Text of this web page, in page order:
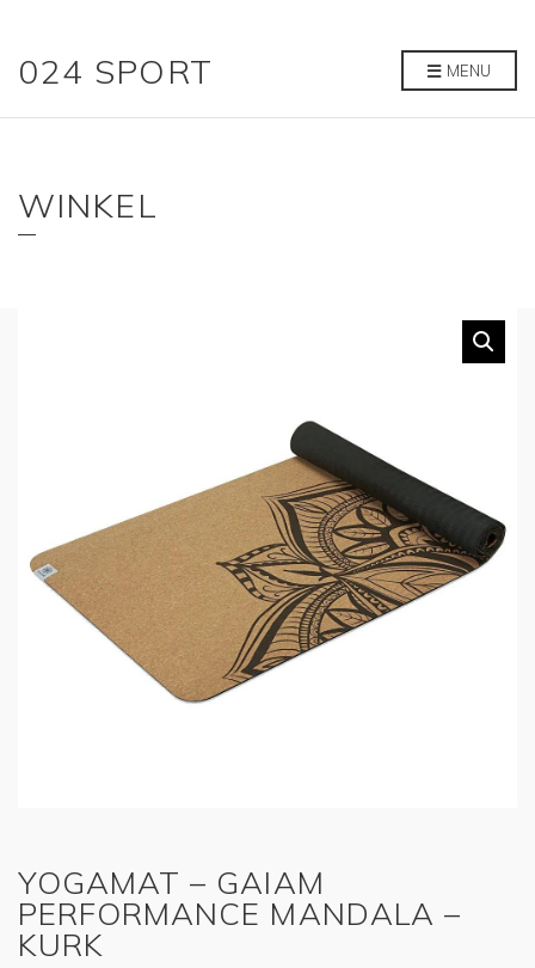
024 SPORT MENU
WINKEL
YOGAMAT – GAIAM
PERFORMANCE MANDALA –
KURK